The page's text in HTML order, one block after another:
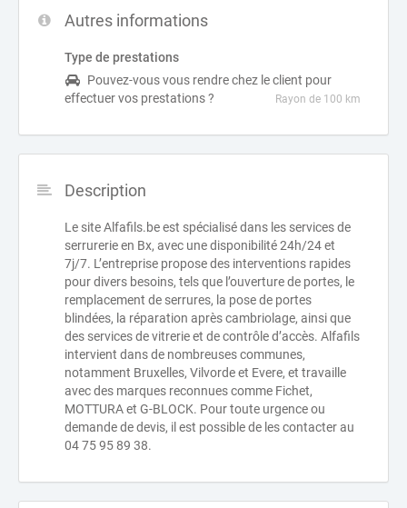
Autres informations
Type de prestations
Pouvez-vous vous rendre chez le client pour
effectuer vos prestations ?
Rayon de 100 km
Description
Le site Alfafils.be est spécialisé dans les services de
serrurerie en Bx, avec une disponibilité 24h/24 et
7j/7. L’entreprise propose des interventions rapides
pour divers besoins, tels que l’ouverture de portes, le
remplacement de serrures, la pose de portes
blindées, la réparation après cambriolage, ainsi que
des services de vitrerie et de contrôle d’accès. Alfafils
intervient dans de nombreuses communes,
notamment Bruxelles, Vilvorde et Evere, et travaille
avec des marques reconnues comme Fichet,
MOTTURA et G-BLOCK. Pour toute urgence ou
demande de devis, il est possible de les contacter au
04 75 95 89 38.